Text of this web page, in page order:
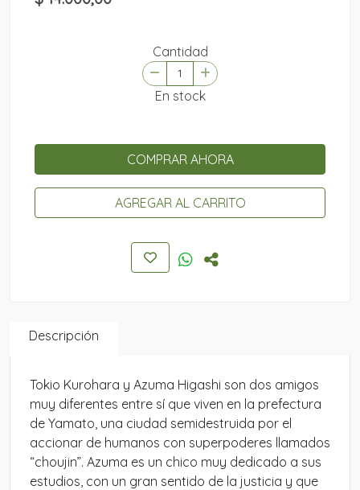
Cantidad
En stock
COMPRAR AHORA
AGREGAR AL CARRITO
Descripción
Tokio Kurohara y Azuma Higashi son dos amigos
muy diferentes entre sí que viven en la prefectura
de Yamato, una ciudad semidestruida por el
accionar de humanos con superpoderes llamados
“choujin”. Azuma es un chico muy dedicado a sus
estudios, con un gran sentido de la justicia y que